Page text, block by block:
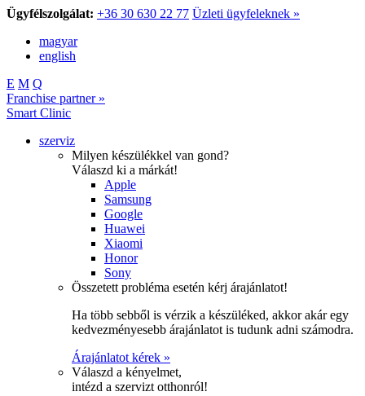
Ügyfélszolgálat: +36 30 630 22 77 Üzleti ügyfeleknek »
magyar
english
E M Q
Franchise partner »
Smart Clinic
szerviz
Milyen készülékkel van gond?
Válaszd ki a márkát!
Apple
Samsung
Google
Huawei
Xiaomi
Honor
Sony
Összetett probléma esetén kérj árajánlatot!
Ha több sebből is vérzik a készüléked, akkor akár egy
kedvezményesebb árajánlatot is tudunk adni számodra.
Árajánlatot kérek »
Válaszd a kényelmet,
intézd a szervizt otthonról!